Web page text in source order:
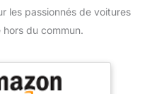
les passionnés de voitures
du commun.